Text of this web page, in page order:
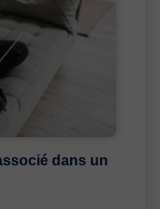
dans un